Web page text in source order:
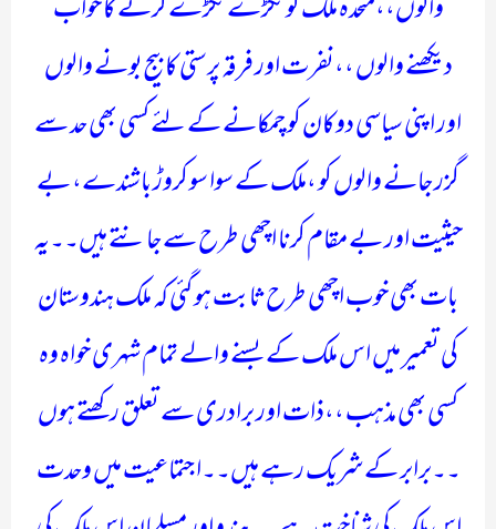
دیکھنے والوں ،،نفرت اور فرقہ پرستی کا بیج بونے والوں
اور اپنی سیاسی دوکان کو چمکانے کے لئے کسی بھی حد سے
گزر جانے والوں کو ،ملک کے سوا سو کروڑ باشندے، بے
حیثیت اور بے مقام کرنا اچھی طرح سے جانتے ہیں۔۔یہ
بات بھی خوب اچھی طرح ثابت ہو گئی کہ ملک ہندوستان
کی تعمیر میں اس ملک کے بسنے والے تمام شہری خواہ وہ
کسی بھی مذہب ،،ذات اور برادری سے تعلق رکھتے ہوں
۔۔برابر کے شریک رہے ہیں۔۔اجتماعیت میں وحدت